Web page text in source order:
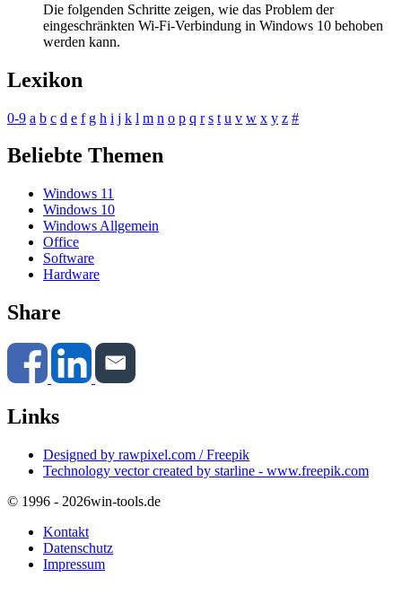
Die folgenden Schritte zeigen, wie das Problem der
eingeschränkten Wi-Fi-Verbindung in Windows 10 behoben
werden kann.
Lexikon
0-9 a b c d e f g h i j k l m n o p q r s t u v w x y z #
Beliebte Themen
Windows 11
Windows 10
Windows Allgemein
Office
Software
Hardware
Share
Links
Designed by rawpixel.com / Freepik
Technology vector created by starline - www.freepik.com
© 1996 - 2026win-tools.de
Kontakt
Datenschutz
Impressum